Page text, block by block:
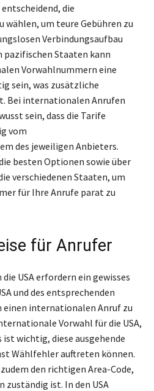
die
wählen, um teure Gebühren zu
Verbindungsaufbau
Staaten kann
Vorwahlnummern eine
sein, was zusätzliche
Bei internationalen Anrufen
sein, dass die Tarife
vom
des jeweiligen Anbieters.
besten Optionen sowie über
verschiedenen Staaten, um
für Ihre Anrufe parat zu
für Anrufer
USA erfordern ein gewisses
und des entsprechenden
internationalen Anruf zu
Vorwahl für die USA,
ist wichtig, diese ausgehende
Wählfehler auftreten können.
den richtigen Area-Code,
zuständig ist. In den USA